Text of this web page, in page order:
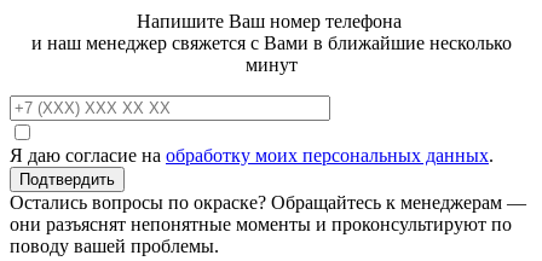
Напишите Ваш номер телефона
и наш менеджер свяжется с Вами в ближайшие несколько
минут
Я даю согласие на обработку моих персональных данных.
Остались вопросы по окраске? Обращайтесь к менеджерам —
они разъяснят непонятные моменты и проконсультируют по
поводу вашей проблемы.